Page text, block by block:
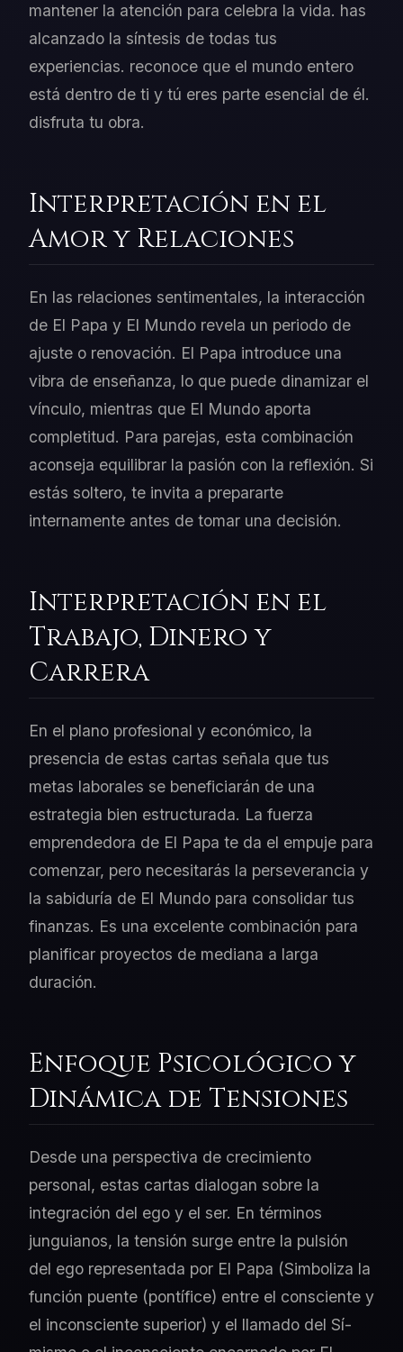
mantener la atención para celebra la vida. has
alcanzado la síntesis de todas tus
experiencias. reconoce que el mundo entero
está dentro de ti y tú eres parte esencial de él.
disfruta tu obra.
Interpretación en el
Amor y Relaciones
En las relaciones sentimentales, la interacción
de El Papa y El Mundo revela un periodo de
ajuste o renovación. El Papa introduce una
vibra de enseñanza, lo que puede dinamizar el
vínculo, mientras que El Mundo aporta
completitud. Para parejas, esta combinación
aconseja equilibrar la pasión con la reflexión. Si
estás soltero, te invita a prepararte
internamente antes de tomar una decisión.
Interpretación en el
Trabajo, Dinero y
Carrera
En el plano profesional y económico, la
presencia de estas cartas señala que tus
metas laborales se beneficiarán de una
estrategia bien estructurada. La fuerza
emprendedora de El Papa te da el empuje para
comenzar, pero necesitarás la perseverancia y
la sabiduría de El Mundo para consolidar tus
finanzas. Es una excelente combinación para
planificar proyectos de mediana a larga
duración.
Enfoque Psicológico y
Dinámica de Tensiones
Desde una perspectiva de crecimiento
personal, estas cartas dialogan sobre la
integración del ego y el ser. En términos
junguianos, la tensión surge entre la pulsión
del ego representada por El Papa (Simboliza la
función puente (pontífice) entre el consciente y
el inconsciente superior) y el llamado del Sí-